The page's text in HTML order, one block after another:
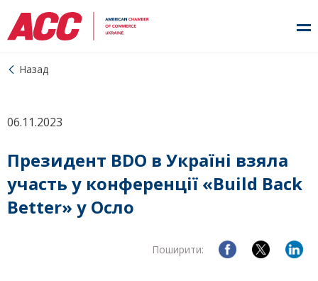
Назад
06.11.2023
Президент BDO в Україні взяла
участь у конференції «Build Back
Better» у Осло
Поширити: